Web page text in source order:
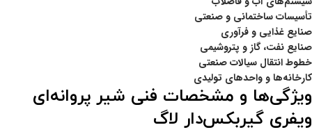
تأسیسات ساختمانی و صنعتی
صنایع غذایی و فرآوری
صنایع نفت، گاز و پتروشیمی
خطوط انتقال سیالات صنعتی
کارخانه‌ها و واحدهای تولیدی
ویژگی‌ها و مشخصات فنی شیر پروانه‌ای
ویفری گیربکس‌دار لاگ